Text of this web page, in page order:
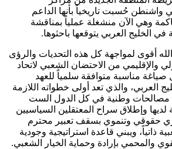
حُسبت تاريخياً بأنها الداعم
وهي الآن منشغلة عملياً بمناقشة
الخليج العربي يتوقعها باحثوها.
أقوى لمواجهة كل هذه التحديات والرؤى
والإقليمي من الاحتضان الشعبي لاتحاد
صياغة مناسبة متوافقة سلمياً للعهد
العربي، والذي تعد أولى خطواته اللازمة
مصالحات وطنية في كل الدول الست
وإطلاق سراح المعتقلين السياسيين
حقوقي وتنموي بسقف تعبير محترم
ذاتياً، ويبني قاعدة استراتيجية وجودية
والمحمي بإرادة وحماية الخيار الشعبي.